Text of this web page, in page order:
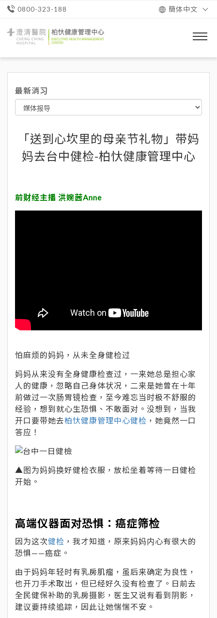
0800-323-188 簡体中文
清
院
最新消习
「送到心坎里的母亲节礼物」带妈
妈去台中健检-柏忕健康管理中心
前财经主播 洪婉茜Anne
怕麻烦的妈妈，从未全身健检过
妈妈从来没有全身健康检查过，一来她总是担心家
人的健康，忽略自己身体状况，二来是她曾在十年
前做过一次肠胃镜检查，至今难忘当时极不舒服的
经验，想到就心生恐惧、不敢面对。没想到，当我
开口要带她去柏忕健康管理中心健检 ，她竟然一口
答应！
▲图为妈妈换好健检衣服，放松坐着等待一日健检
开始。
高端仪器面对恐惧：癌症筛检
因为这次健检 ，我才知道，原来妈妈内心有很大的
恐惧——癌症。
由于妈妈年轻时有乳房肌瘤，虽后来确定为良性，
也开刀手术取出，但已经好久没有检查了。日前去
全民健保补助的乳房摄影，医生又说有看到阴影，
建议要持续追踪，因此让她惴惴不安。